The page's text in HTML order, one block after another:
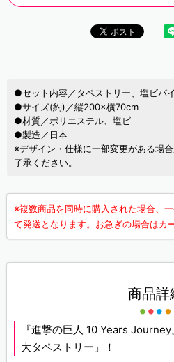
●セット内容／タペストリー、塩ビパ
●サイズ(約)／縦200×横70cm
●材質／ポリエステル、塩ビ
●製造／日本
※デザイン・仕様に一部変更がある場
了承ください。
※複数商品を同時に購入された場合、
て発送となります。お急ぎの場合はカ
商品詳
『進撃の巨人 10 Years
大タペストリー」！